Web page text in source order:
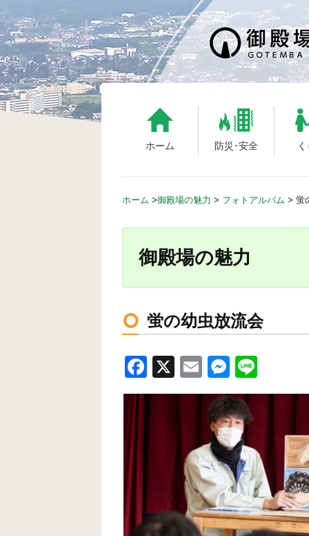
S
k
i
p
t
o
c
ホーム 防災･安全
ホーム >御殿場の魅力 > フォトアルバム > 蛍
御殿場の魅力
蛍の幼虫放流会
F
a
k
X
E
m
ail
M
e
ss
e
n
g
er
n